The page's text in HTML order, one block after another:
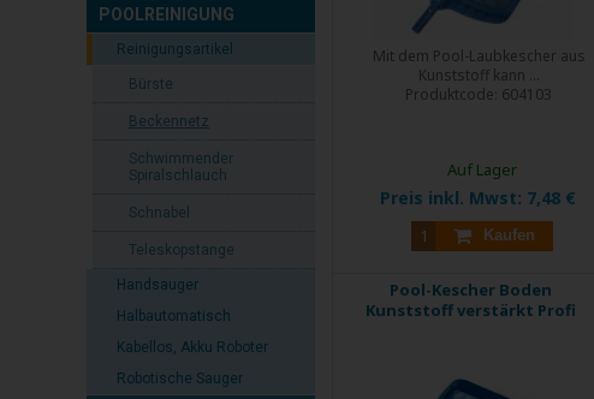
POOLREINIGUNG
Reinigungsartikel
Bürste
Beckennetz
Schwimmender
Spiralschlauch
Schnabel
Teleskopstange
Handsauger
Halbautomatisch
Kabellos, Akku Roboter
Robotische Sauger
Mit dem Pool-Laubkescher aus
Kunststoff kann ...
Produktcode: 604103
Preis inkl. Mwst: 7,48 €
Kaufen
Auf Lager
Pool-Kescher Boden
Kunststoff verstärkt Profi